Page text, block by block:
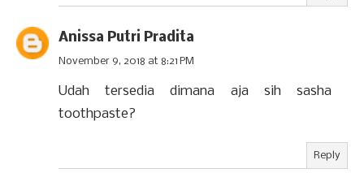
Anissa Putri Pradita
November 9, 2018 at 8:21 PM
Udah tersedia dimana aja sih sasha
toothpaste?
Reply